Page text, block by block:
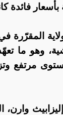
فائدة كانت تقارب
المقرّرة
وهو ما
مستوى مرتفع